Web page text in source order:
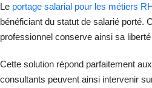
Le portage salarial pour les métiers
bénéficiant du statut de salarié porté.
professionnel conserve ainsi sa
Cette solution répond parfaitement
consultants peuvent ainsi intervenir